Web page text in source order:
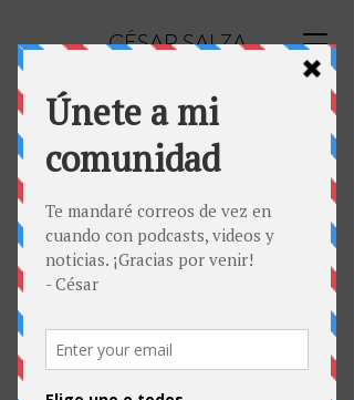
CÉSAR SALZA
Sorteo Internacional de
BlackFriday
Participa en este sorteo hasta el 25 de
noviembre para ser el ganador de uno de
los dos premios de 100 dólares en tarjetas
digitales para hacer compras en BlackFriday
o cuando quieras. Ejecuta todas las acciones
para tener más cupones para ganar de
forma aleatoria, y comenta en todos los